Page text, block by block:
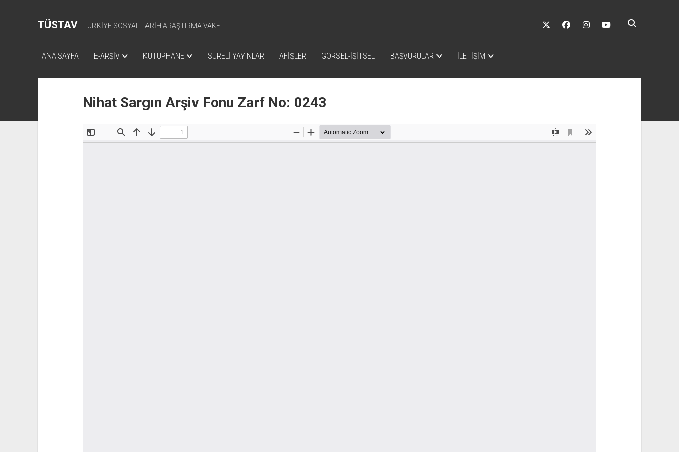
TÜSTAV TÜRKİYE SOSYAL TARİH ARAŞTIRMA VAKFI
twitter facebookinstagramyoutube
ANA SAYFA E-ARŞİV KÜTÜPHANE SÜRELİ YAYINLAR AFİŞLER GÖRSEL-İŞİTSEL BAŞVURULAR İLETİŞİM
Nihat Sargın Arşiv Fonu Zarf No: 0243